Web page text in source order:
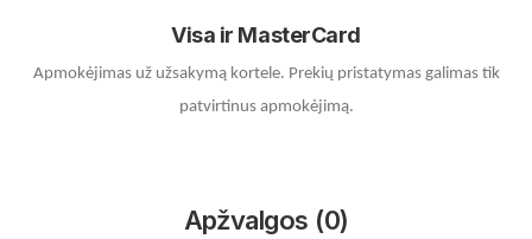
Visa ir MasterCard
Apmokėjimas už užsakymą kortele. Prekių pristatymas galimas tik
patvirtinus apmokėjimą.
Apžvalgos (0)